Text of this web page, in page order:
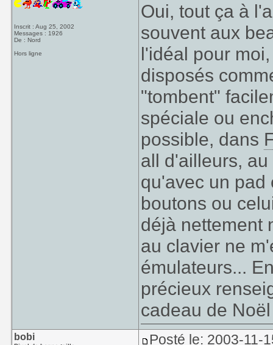
Inscrit : Aug 25, 2002
Messages : 1926
De : Nord
Hors ligne
Oui, tout ça à
souvent aux
l'idéal pour
disposés
"tombent"
spéciale ou
possible, dans
all d'ailleurs,
qu'avec un pad
boutons ou
déjà nettement
au clavier ne
émulateurs...
précieux
cadeau de
bobi Posté le: 2003-11-